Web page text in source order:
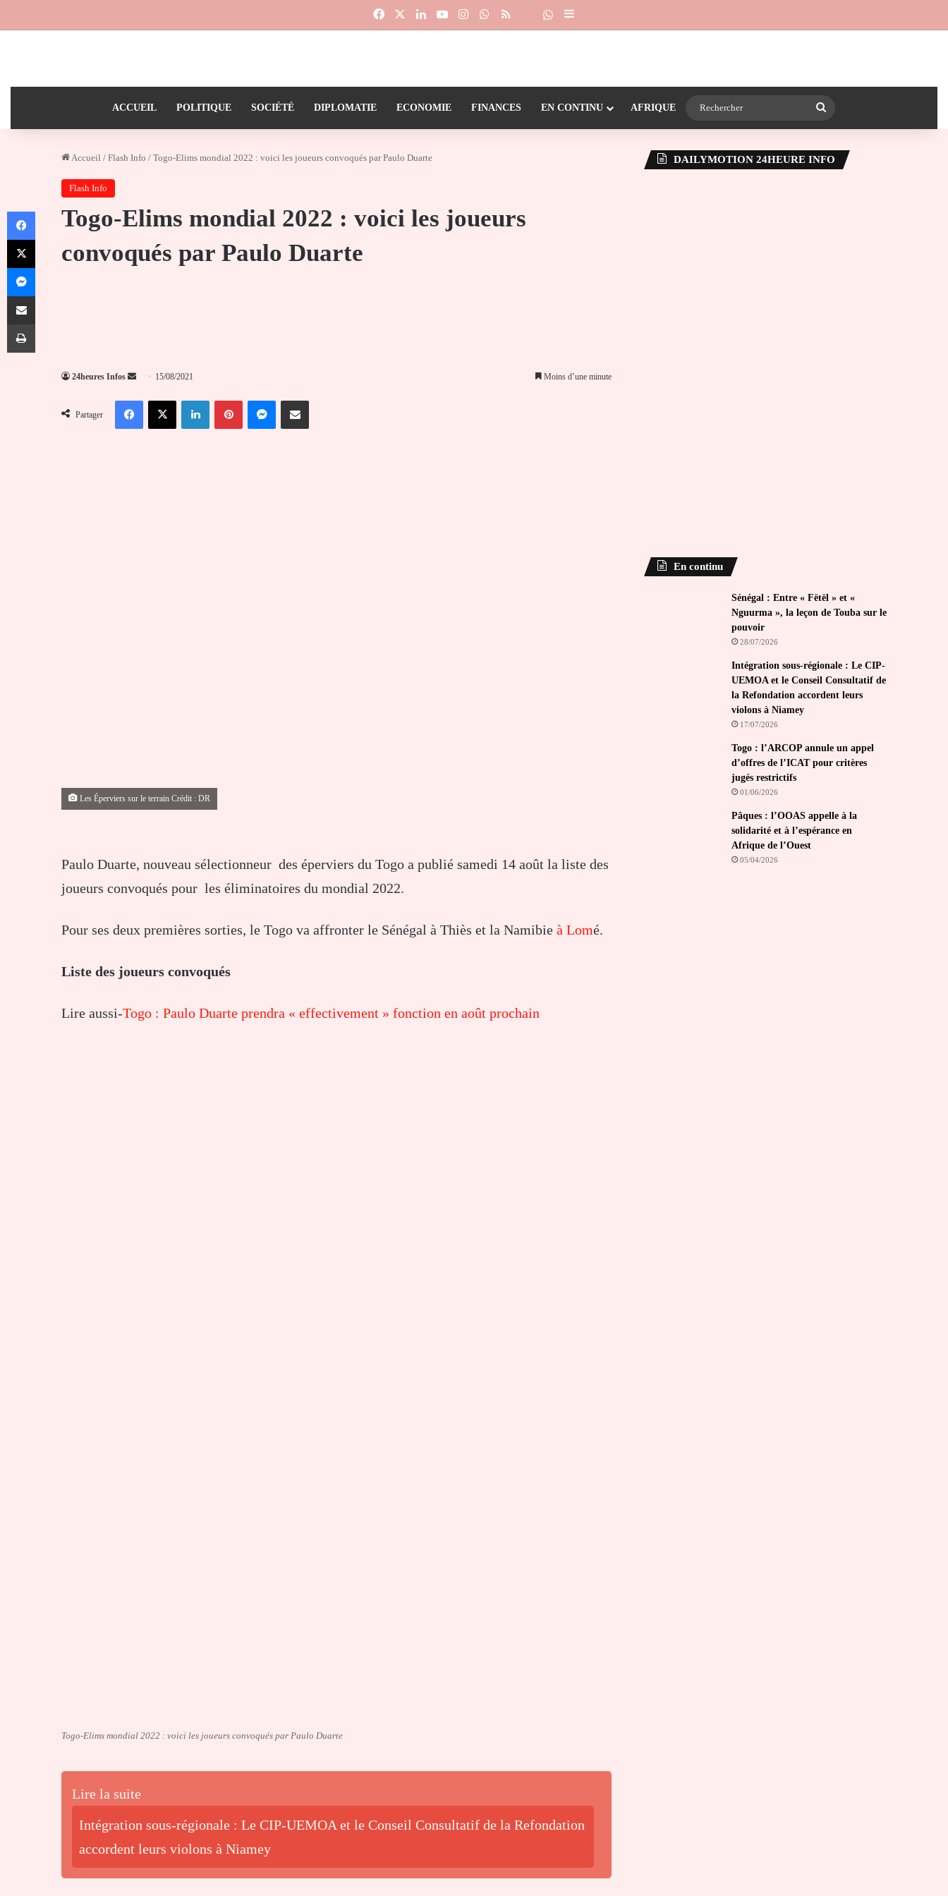
FacebookLinkedinYouTubeInstagramWhatsApp
RSS Dailymotion
Suivre la chaîne 24heureinfo sur WhatsApp
Sidebar (barre latérale)
ACCUEIL POLITIQUE SOCIÉTÉ DIPLOMATIE ECONOMIE FINANCES EN CONTINU AFRIQUE
Accueil / Flash Info / Togo-Elims mondial 2022 : voici les joueurs convoqués par Paulo Duarte
Flash Info
Togo-Elims mondial 2022 : voici les joueurs
convoqués par Paulo Duarte
24heures Infos
Envoyer
courriel
15/08/2021 Moins d’une minute
Partager
FacebookX LinkedinPinterestMessengerPartager par email
Les Éperviers sur le terrain Crédit : DR
Paulo Duarte, nouveau sélectionneur des éperviers du Togo a publié samedi 14 août la liste des
joueurs convoqués pour les éliminatoires du mondial 2022.
Pour ses deux premières sorties, le Togo va affronter le Sénégal à Thiès et la Namibie à Lomé.
Liste des joueurs convoqués
Lire aussi-Togo : Paulo Duarte prendra « effectivement » fonction en août prochain
Togo-Elims mondial 2022 : voici les joueurs convoqués par Paulo Duarte
Lire la suite
Intégration sous-régionale : Le CIP-UEMOA et le Conseil Consultatif de la Refondation
accordent leurs violons à Niamey
DAILYMOTION 24HEURE INFO
En continu
Sénégal : Entre « Fëtël » et «
Nguurma », la leçon de Touba sur le
pouvoir
28/07/2026
Intégration sous-régionale : Le CIP-
UEMOA et le Conseil Consultatif de
la Refondation accordent leurs
violons à Niamey
17/07/2026
Togo : l’ARCOP annule un appel
d’offres de l’ICAT pour critères
jugés restrictifs
01/06/2026
Pâques : l’OOAS appelle à la
solidarité et à l’espérance en
Afrique de l’Ouest
05/04/2026
Facebook
X
Messenger
Partager par email